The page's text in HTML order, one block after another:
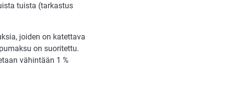
tuista (tarkastus
joiden on katettava
on suoritettu.
vähintään 1 %